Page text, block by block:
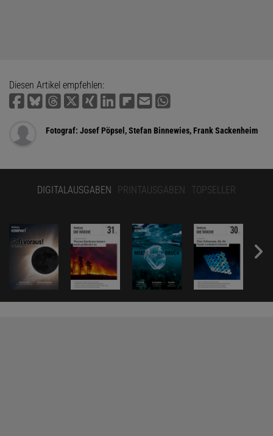
Diesen Artikel empfehlen:
Fotograf: Josef Pöpsel, Stefan Binnewies, Frank Sackenheim
DIGITALAUSGABEN PRINTAUSGABEN TOPSELLER